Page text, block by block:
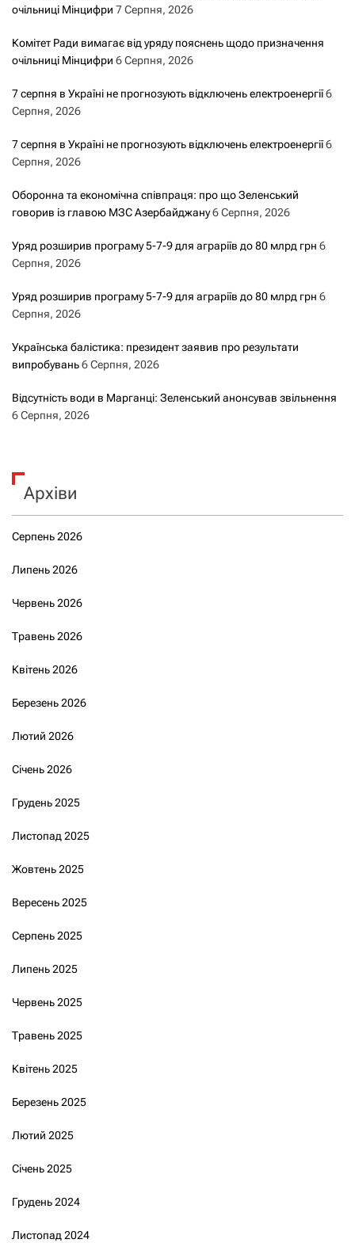
очільниці Мінцифри 7 Серпня, 2026
Комітет Ради вимагає від уряду пояснень щодо призначення
очільниці Мінцифри 6 Серпня, 2026
7 серпня в Україні не прогнозують відключень електроенергії6
Серпня, 2026
7 серпня в Україні не прогнозують відключень електроенергії6
Серпня, 2026
Оборонна та економічна співпраця: про що Зеленський
говорив із главою МЗС Азербайджану6 Серпня, 2026
Уряд розширив програму 5-7-9 для аграріїв до 80 млрд грн 6
Серпня, 2026
Уряд розширив програму 5-7-9 для аграріїв до 80 млрд грн 6
Серпня, 2026
Українська балістика: президент заявив про результати
випробувань6 Серпня, 2026
Відсутність води в Марганці: Зеленський анонсував звільнення
6 Серпня, 2026
Архіви
Серпень 2026
Липень 2026
Червень 2026
Травень 2026
Квітень 2026
Березень 2026
Лютий 2026
Січень 2026
Грудень 2025
Листопад 2025
Жовтень 2025
Вересень 2025
Серпень 2025
Липень 2025
Червень 2025
Травень 2025
Квітень 2025
Березень 2025
Лютий 2025
Січень 2025
Грудень 2024
Листопад 2024